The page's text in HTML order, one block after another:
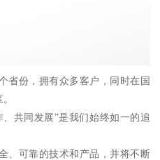
省份，拥有众多客户，同时在国
共同发展”是我们始终如一的追
、可靠的技术和产品，并将不断